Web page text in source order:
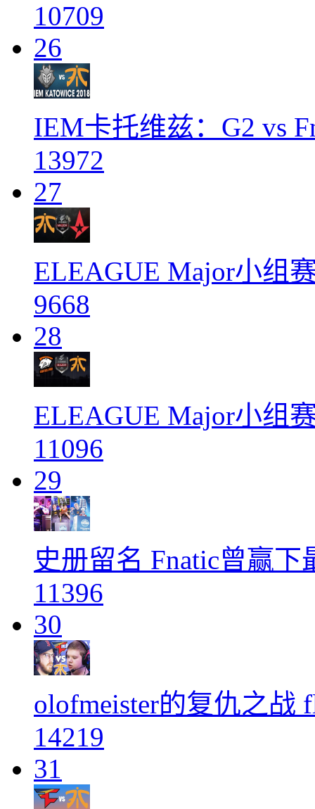
10709
26
IEM卡托维兹：G2 vs
13972
27
ELEAGUE Major小组
9668
28
ELEAGUE Major小组
11096
29
史册留名 Fnatic曾赢下
11396
30
olofmeister的复仇之战
14219
31